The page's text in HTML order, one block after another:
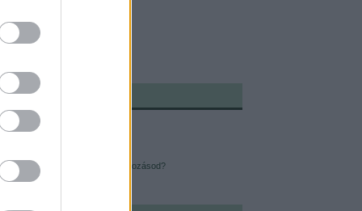
TERMÉS:
ember
lehet sikeres az újévi elhatározásod?
éves a "Just Do It"